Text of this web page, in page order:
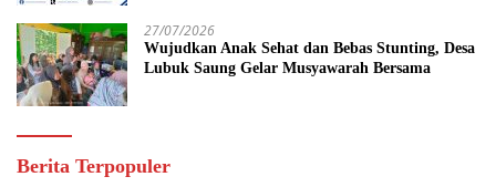
27/07/2026
Wujudkan Anak Sehat dan Bebas Stunting, Desa
Lubuk Saung Gelar Musyawarah Bersama
Berita Terpopuler